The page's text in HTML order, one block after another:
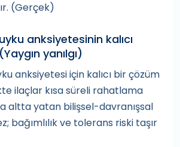
(Gerçek)
anksiyetesinin kalıcı
yanılgı)
anksiyetesi için kalıcı bir çözüm
ilaçlar kısa süreli rahatlama
altta yatan bilişsel-davranışsal
bağımlılık ve tolerans riski taşır